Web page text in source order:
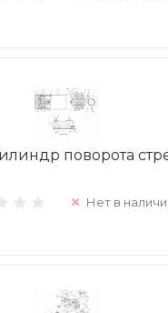
поворота
Нет в